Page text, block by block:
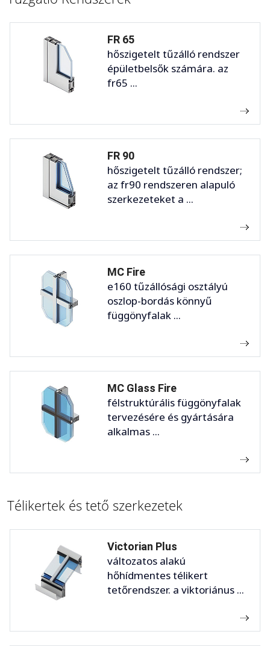
FR 65
hőszigetelt tűzálló rendszer
épületbelsők számára. az
fr65 ...
FR 90
hőszigetelt tűzálló rendszer;
az fr90 rendszeren alapuló
szerkezeteket a ...
MC Fire
e160 tűzállósági osztályú
oszlop-bordás könnyű
függönyfalak ...
MC Glass Fire
félstruktúrális függönyfalak
tervezésére és gyártására
alkalmas ...
Télikertek és tető szerkezetek
Victorian Plus
változatos alakú
hőhídmentes télikert
tetőrendszer. a viktoriánus ...